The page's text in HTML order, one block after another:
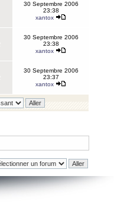
30 Septembre 2006
23:38
xantox
30 Septembre 2006
23:38
xantox
30 Septembre 2006
23:37
xantox